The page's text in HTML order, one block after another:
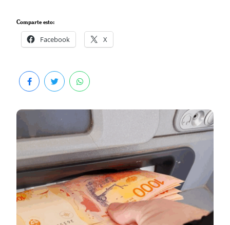
Comparte esto:
Facebook X